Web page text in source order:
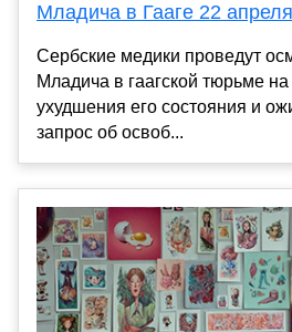
Младича в Гааге 22 апреля
Сербские медики проведут
Младича в гаагской тюрьме
ухудшения его состояния и
запрос об освоб...